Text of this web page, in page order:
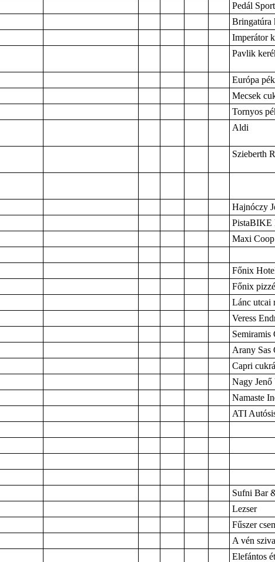
Pedál
Bringatúra
Imperátor
Pavlik
Európa
Mecsek
Tornyos
Aldi
Szieberth
Hajnóczy
PistaBIKE
Maxi
Főnix
Főnix
Lánc utcai
Veress
Semiramis
Arany Sas
Capri
Nagy Jenő
Namaste
ATI
Sufni Bar
Lezser
Fűszer
A vén
Elefántos